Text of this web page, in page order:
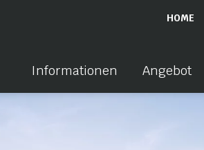
HOME
Informationen Angebot